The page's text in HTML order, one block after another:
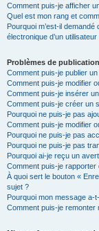
Comment puis-je afficher
Quel est mon rang et
Pourquoi m’est-il
électronique d’un utilisateur
Problèmes de publication
Comment puis-je publier
Comment puis-je modifier
Comment puis-je insérer
Comment puis-je créer un
Pourquoi ne puis-je pas
Comment puis-je modifier
Pourquoi ne puis-je pas
Pourquoi ne puis-je pas
Pourquoi ai-je reçu un
Comment puis-je
À quoi sert le bouton «
sujet ?
Pourquoi mon message a-
Comment puis-je remonter